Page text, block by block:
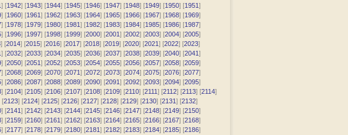
] [1942] [1943] [1944] [1945] [1946] [1947] [1948] [1949] [1950] [1951]
] [1960] [1961] [1962] [1963] [1964] [1965] [1966] [1967] [1968] [1969]
] [1978] [1979] [1980] [1981] [1982] [1983] [1984] [1985] [1986] [1987]
] [1996] [1997] [1998] [1999] [2000] [2001] [2002] [2003] [2004] [2005]
] [2014] [2015] [2016] [2017] [2018] [2019] [2020] [2021] [2022] [2023]
] [2032] [2033] [2034] [2035] [2036] [2037] [2038] [2039] [2040] [2041]
] [2050] [2051] [2052] [2053] [2054] [2055] [2056] [2057] [2058] [2059]
] [2068] [2069] [2070] [2071] [2072] [2073] [2074] [2075] [2076] [2077]
] [2086] [2087] [2088] [2089] [2090] [2091] [2092] [2093] [2094] [2095]
] [2104] [2105] [2106] [2107] [2108] [2109] [2110] [2111] [2112] [2113] [2114]
[2123] [2124] [2125] [2126] [2127] [2128] [2129] [2130] [2131] [2132]
] [2141] [2142] [2143] [2144] [2145] [2146] [2147] [2148] [2149] [2150]
] [2159] [2160] [2161] [2162] [2163] [2164] [2165] [2166] [2167] [2168]
] [2177] [2178] [2179] [2180] [2181] [2182] [2183] [2184] [2185] [2186]